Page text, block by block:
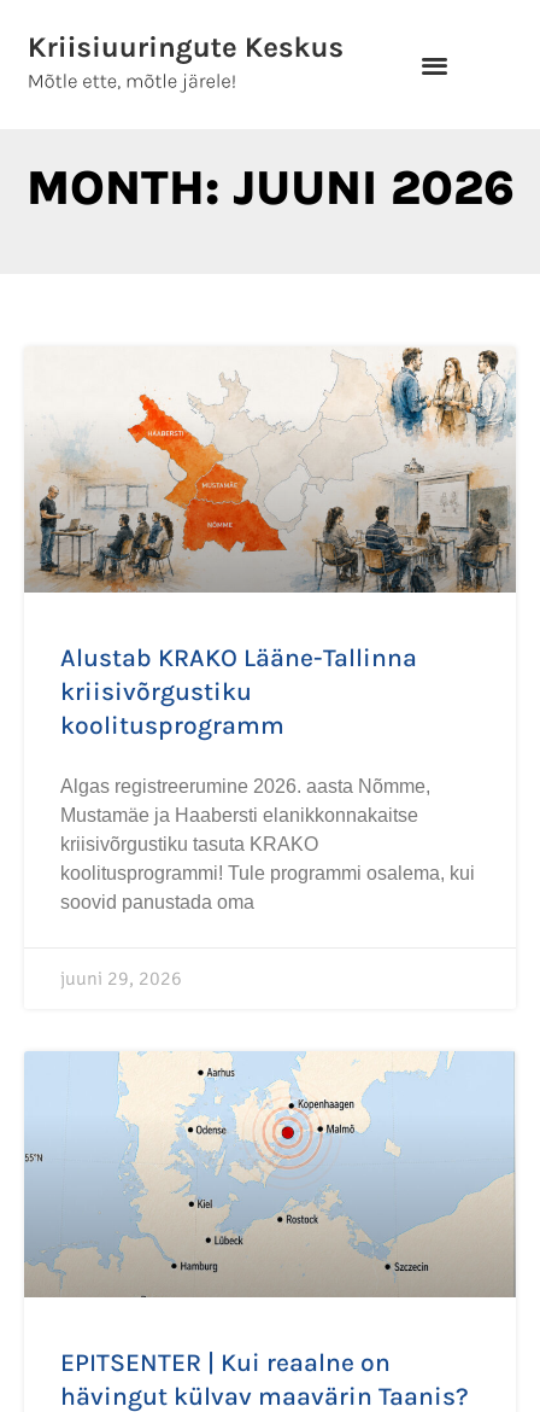
content
MONTH: JUUNI 2026
Alustab KRAKO Lääne-Tallinna
kriisivõrgustiku
koolitusprogramm
Algas registreerumine 2026. aasta Nõmme,
Mustamäe ja Haabersti elanikkonnakaitse
kriisivõrgustiku tasuta KRAKO
koolitusprogrammi! Tule programmi osalema, kui
soovid panustada oma
juuni 29, 2026
EPITSENTER | Kui reaalne on
hävingut külvav maavärin Taanis?